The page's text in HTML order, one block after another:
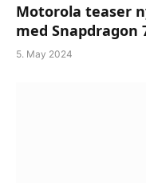
Motorola teaser
med Snapdragon
5. May 2024